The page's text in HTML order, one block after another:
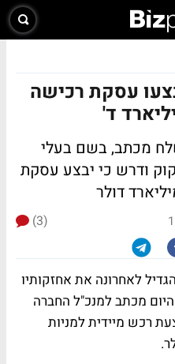
עסקת רכישה
מכתב, בשם בעלי
ודרש כי יבצע עסקת
(3)
לאחרונה את אחזקותיו
מכתב למנכ"ל החברה
רכש מיידית למניות